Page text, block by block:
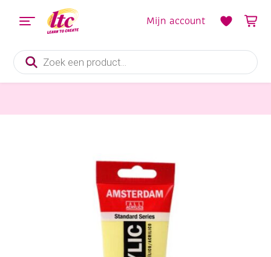
Producten
zoeken
Mijn account